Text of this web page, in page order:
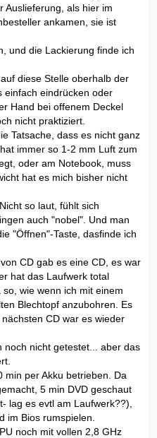
Auslieferung, als hier im
ankamen, sie ist
und die Lackierung finde ich
diese Stelle oberhalb der
einfach eindrücken oder
Hand bei offenem Deckel
nicht praktiziert.
Tatsache, dass es nicht ganz
immer so 1-2 mm Luft zum
oder am Notebook, muss
hat es mich bisher nicht
so laut, fühlt sich
auch "nobel". Und man
"Öffnen"-Taste, dasfinde ich
CD gab es eine CD, es war
hat das Laufwerk total
wie wenn ich mit einem
Blechtopf anzubohren. Es
CD war es wieder
noch nicht getestet... aber das
min per Akku betrieben. Da
5 min DVD geschaut
lag es evtl am Laufwerk??),
im Bios rumspielen.
noch mit vollen 2,8 GHz